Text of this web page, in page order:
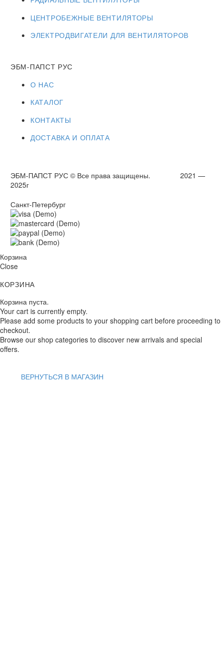
ЦЕНТРОБЕЖНЫЕ ВЕНТИЛЯТОРЫ
ЭЛЕКТРОДВИГАТЕЛИ ДЛЯ ВЕНТИЛЯТОРОВ
ЭБМ-ПАПСТ РУС
О НАС
КАТАЛОГ
КОНТАКТЫ
ДОСТАВКА И ОПЛАТА
ЭБМ-ПАПСТ РУС © Все права защищены. 2021 —
2025г
Санкт-Петербург
Корзина
Close
КОРЗИНА
Корзина пуста.
Your cart is currently empty.
Please add some products to your shopping cart before proceeding to
checkout.
Browse our shop categories to discover new arrivals and special
offers.
ВЕРНУТЬСЯ В МАГАЗИН